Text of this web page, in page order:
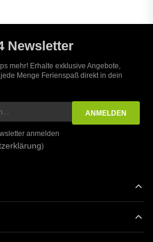
Newsletter
mehr! Erhalte exklusive Angebote,
Menge Ferienspaß direkt in dein
anmelden
)